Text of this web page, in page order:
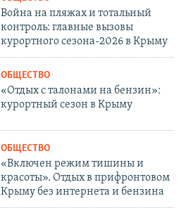
Война на пляжах и тотальный
контроль: главные вызовы
курортного сезона-2026 в Крыму
ОБЩЕСТВО
«Отдых с талонами на бензин»:
курортный сезон в Крыму
ОБЩЕСТВО
«Включен режим тишины и
красоты». Отдых в прифронтовом
Крыму без интернета и бензина